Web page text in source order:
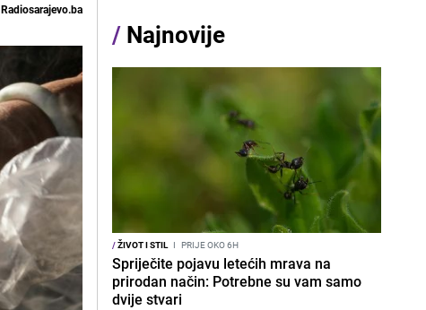
Radiosarajevo.ba
/ Najnovije
/ŽIVOT I STIL I PRIJE OKO 6H
Spriječite pojavu letećih mrava na
prirodan način: Potrebne su vam samo
dvije stvari